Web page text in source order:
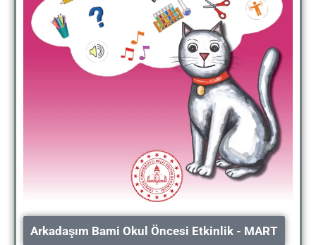
Arkadaşım Bami Okul Öncesi Etkinlik - MART